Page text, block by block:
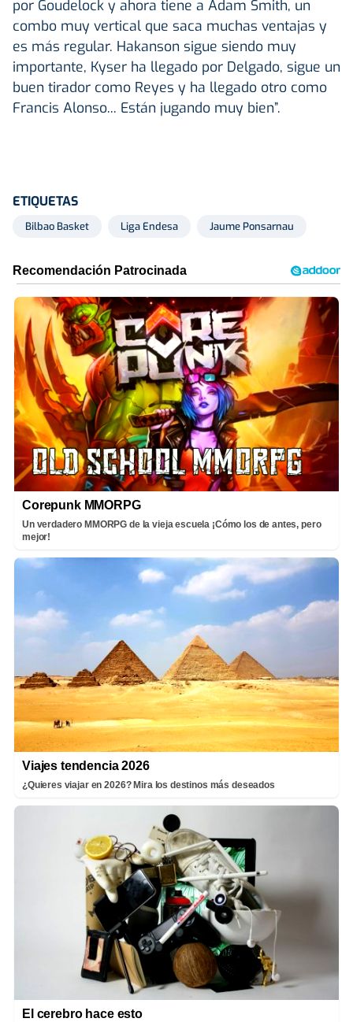
por Goudelock y ahora tiene a Adam Smith, un
combo muy vertical que saca muchas ventajas y
es más regular. Hakanson sigue siendo muy
importante, Kyser ha llegado por Delgado, sigue un
buen tirador como Reyes y ha llegado otro como
Francis Alonso... Están jugando muy bien”.
ETIQUETAS
Bilbao Basket Liga Endesa Jaume Ponsarnau
Corepunk MMORPG
Un verdadero MMORPG de la vieja escuela ¡Cómo los de antes, pero
mejor!
Viajes tendencia 2026
¿Quieres viajar en 2026? Mira los destinos más deseados
El cerebro hace esto